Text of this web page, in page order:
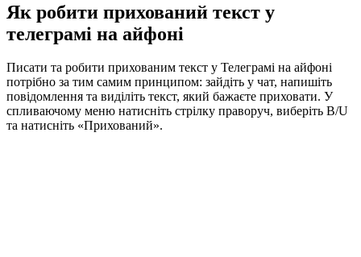
Як робити прихований текст у
телеграмі на айфоні
Писати та робити прихованим текст у Телеграмі на айфоні
потрібно за тим самим принципом: зайдіть у чат, напишіть
повідомлення та виділіть текст, який бажаєте приховати. У
спливаючому меню натисніть стрілку праворуч, виберіть B/U
та натисніть «Прихований».